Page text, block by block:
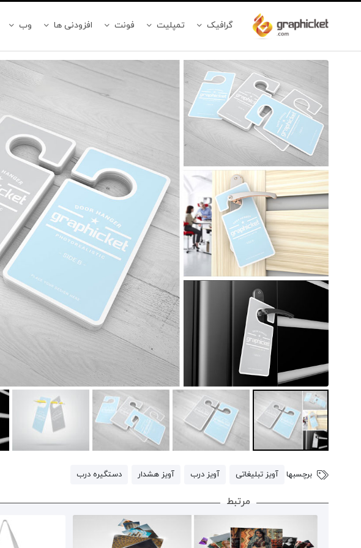
گرافیک تمپلیت فونت افزودنی ها وب
ها
ثبت
و
بررسی
وارد
حساب
خود
شوید.
برچسبها آویز تبلیغاتی آویز درب آویز هشدار دستگیره درب
مرتبط